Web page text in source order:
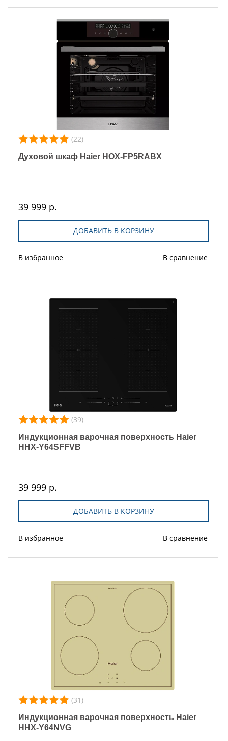
(22)
Духовой шкаф Haier HOX-FP5RABX
39 999 р.
ДОБАВИТЬ В КОРЗИНУ
В избранное В сравнение
(39)
Индукционная варочная поверхность Haier
HHX-Y64SFFVB
39 999 р.
ДОБАВИТЬ В КОРЗИНУ
В избранное В сравнение
(31)
Индукционная варочная поверхность Haier
HHX-Y64NVG